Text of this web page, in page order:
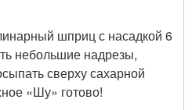
шприц с насадкой 6
небольшие надрезы,
сверху сахарной
«Шу» готово!